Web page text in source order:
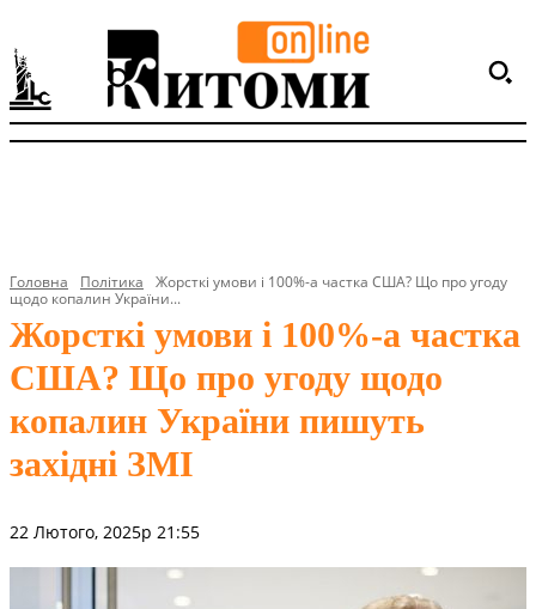
Головна Політика
Жорсткі умови і 100%-а частка США? Що про угоду
щодо копалин України...
Жорсткі умови і 100%-а частка
США? Що про угоду щодо
копалин України пишуть
західні ЗМІ
22 Лютого, 2025р 21:55